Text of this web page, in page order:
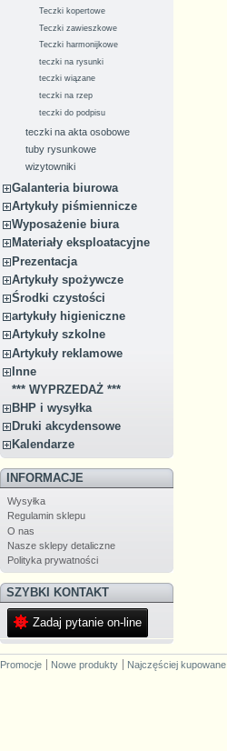
Teczki kopertowe
Teczki zawieszkowe
Teczki harmonijkowe
teczki na rysunki
teczki wiązane
teczki na rzep
teczki do podpisu
teczki na akta osobowe
tuby rysunkowe
wizytowniki
Galanteria biurowa
Artykuły piśmiennicze
Wyposażenie biura
Materiały eksploatacyjne
Prezentacja
Artykuły spożywcze
Środki czystości
artykuły higieniczne
Artykuły szkolne
Artykuły reklamowe
Inne
*** WYPRZEDAŻ ***
BHP i wysyłka
Druki akcydensowe
Kalendarze
INFORMACJE
Wysyłka
Regulamin sklepu
O nas
Nasze sklepy detaliczne
Polityka prywatności
SZYBKI KONTAKT
Zadaj pytanie on-line
Promocje Nowe produkty Najczęściej kupowane